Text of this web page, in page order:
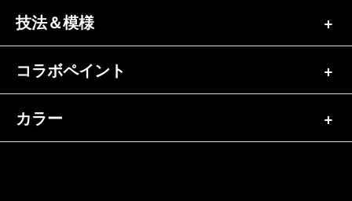
メディア掲載（18）
ペイントワンポイント（9）
ペイント済商品（11）
ホンダ（20）
スズキ（8）
半ヘル（39）
フルフェイス（23）
その他一覧（92）
自転車&三輪車（11）
車パーツ（9）
技法＆模様
シンプル（38）
グラフィック（88）
コラボペイント
エアブラシ（23）
カラー